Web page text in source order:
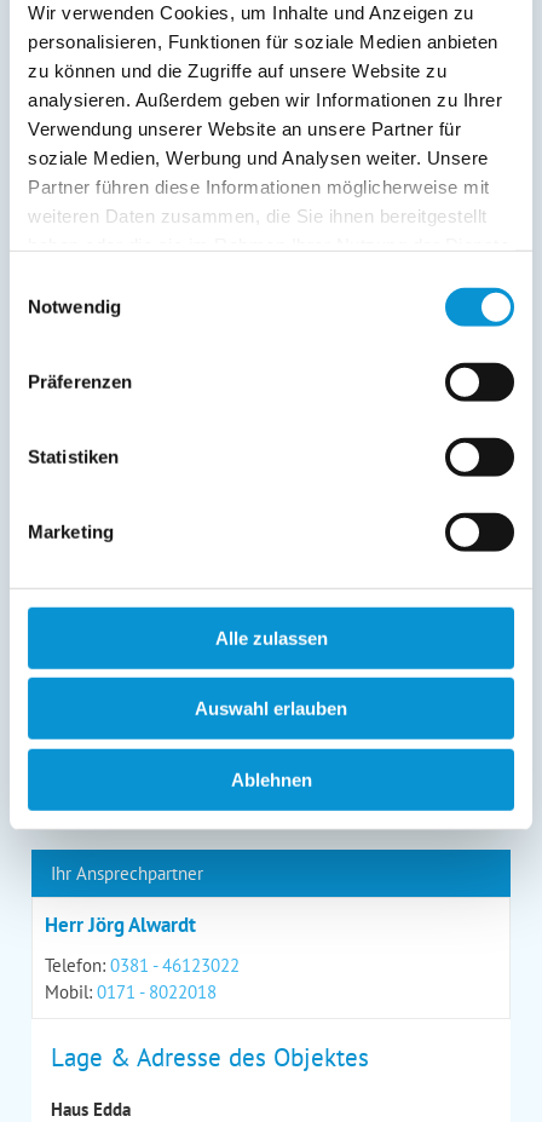
Wir verwenden Cookies, um Inhalte und Anzeigen zu
personalisieren, Funktionen für soziale Medien anbieten
zu können und die Zugriffe auf unsere Website zu
analysieren. Außerdem geben wir Informationen zu Ihrer
Verwendung unserer Website an unsere Partner für
soziale Medien, Werbung und Analysen weiter. Unsere
Partner führen diese Informationen möglicherweise mit
weiteren Daten zusammen, die Sie ihnen bereitgestellt
Notwendig
Präferenzen
Statistiken
Marketing
Alle zulassen
Auswahl erlauben
Ablehnen
Kopie der Nachricht per Mail zusenden
Reiseversicherungs­informationen anfordern
Ich habe die Datenschutzhinweisegelesen und bin
*
nutzt Ihre personenbezogenen Daten nur zur
Auskunft über die bei der Ostsee-Ferienwohnungen.de
gespeicherten Daten erhalten sowie die Berichtigung,
Löschung bzw. Sperrung Ihrer Daten vor Abschluss der
Bearbeitung Ihres Anliegens kann diesem
gegenüber Ostsee-Ferienwohnungen.de unentgeltlich
über die im
Kontaktmöglichkeiten geltend machen, außerdem steht
zu.
*= Pflichtfeld
Kontaktdaten
Ihr Ansprechpartner
Herr Jörg Alwardt
Telefon: 0381 - 46123022
Mobil: 0171 - 8022018
Lage & Adresse des Objektes
Haus Edda